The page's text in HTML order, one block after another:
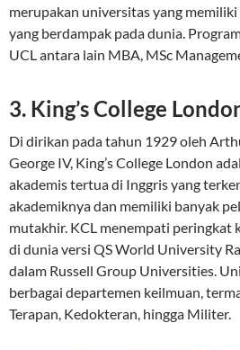
merupakan universitas yang
yang berdampak pada dunia.
UCL antara lain MBA, MSc
3. King’s College
Di dirikan pada tahun 1929 oleh
George IV, King’s College London
akademis tertua di Inggris yang
akademiknya dan memiliki banyak
mutakhir. KCL menempati peringkat
di dunia versi QS World University
dalam Russell Group Universities.
berbagai departemen keilmuan,
Terapan, Kedokteran, hingga Militer.